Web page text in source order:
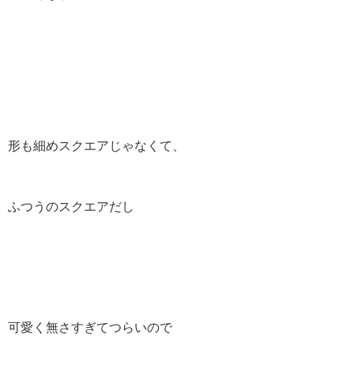
形も細めスクエアじゃなくて、
ふつうのスクエアだし
可愛く無さすぎてつらいので